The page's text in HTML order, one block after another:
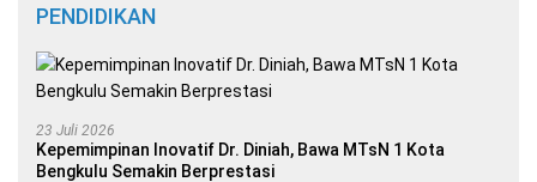
PENDIDIKAN
23 Juli 2026
Kepemimpinan Inovatif Dr. Diniah, Bawa MTsN 1 Kota
Bengkulu Semakin Berprestasi